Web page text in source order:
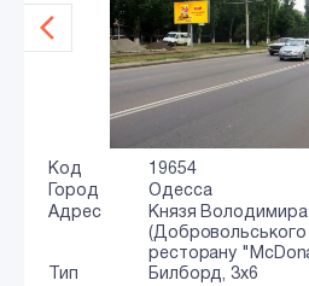
Код
19654
Город
Одесса
Адрес
Князя
(Добровольського
ресторану
Тип
Билборд, 3x6